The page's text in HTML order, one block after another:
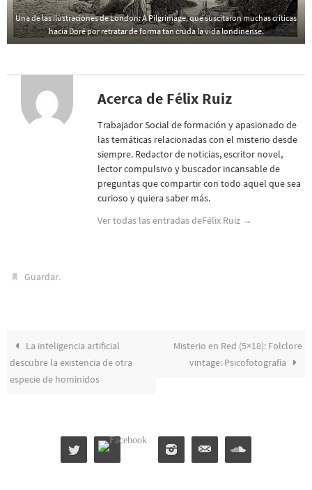
Una de las ilustraciones de London: A Pilgrimage, que suscitaron muchas críticas
hacia Doré por retratar de forma tan cruda la vida londinense.
Acerca de Félix Ruiz
Trabajador Social de formación y apasionado de
las temáticas relacionadas con el misterio desde
siempre. Redactor de noticias, escritor novel,
lector compulsivo y buscador incansable de
preguntas que compartir con todo aquel que sea
curioso y quiera saber más.
Ver todas las entradas deFélix Ruiz →
Guardar.
La inteligencia artificial
descubre la existencia de otra
especie de homínidos
Misterio en Red (5×18): Folclore
vintage: Psicofotografía